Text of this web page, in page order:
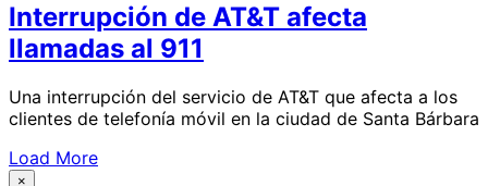
Interrupción de AT&T afecta
llamadas al 911
Una interrupción del servicio de AT&T que afecta a los
clientes de telefonía móvil en la ciudad de Santa Bárbara
Load More
×